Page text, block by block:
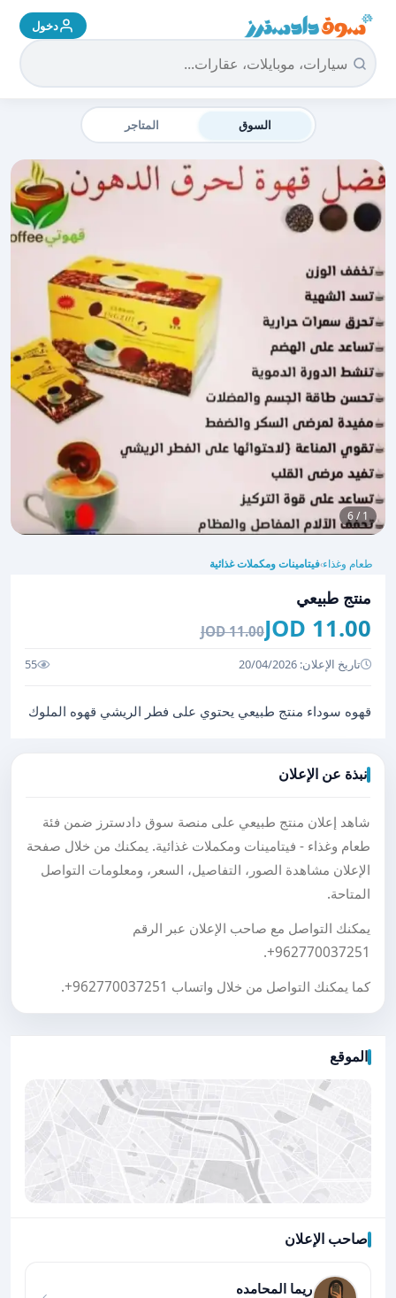
سوق دادسترز الرئيسية دخول
السوق المتاجر
1 / 6
طعام وغذاء›فيتامينات ومكملات غذائية
منتج طبيعي
11.00 JOD
11.00 JOD
تاريخ الإعلان: 20/04/2026 55
قهوه سوداء منتج طبيعي يحتوي على فطر الريشي قهوه الملوك
نبذة عن الإعلان
شاهد إعلان منتج طبيعي على منصة سوق دادسترز ضمن فئة
طعام وغذاء - فيتامينات ومكملات غذائية. يمكنك من خلال صفحة
الإعلان مشاهدة الصور، التفاصيل، السعر، ومعلومات التواصل
المتاحة.
يمكنك التواصل مع صاحب الإعلان عبر الرقم
+962770037251
.
كما يمكنك التواصل من خلال واتساب +962770037251
.
الموقع
صاحب الإعلان
ريما المحامده